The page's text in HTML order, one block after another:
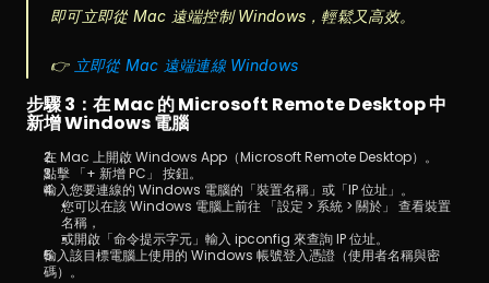
即可立即從 Mac 遠端控制 Windows，輕鬆又高效。
👉 立即從 Mac 遠端連線 Windows
步驟 3：在 Mac 的 Microsoft Remote Desktop 中
新增 Windows 電腦
在 Mac 上開啟 Windows App（Microsoft Remote Desktop）。
點擊 「+ 新增 PC」 按鈕。
輸入您要連線的 Windows 電腦的「裝置名稱」或「IP 位址」。
您可以在該 Windows 電腦上前往 「設定 > 系統 > 關於」 查看裝置
名稱，
或開啟「命令提示字元」輸入 ipconfig 來查詢 IP 位址。
輸入該目標電腦上使用的 Windows 帳號登入憑證（使用者名稱與密
碼）。